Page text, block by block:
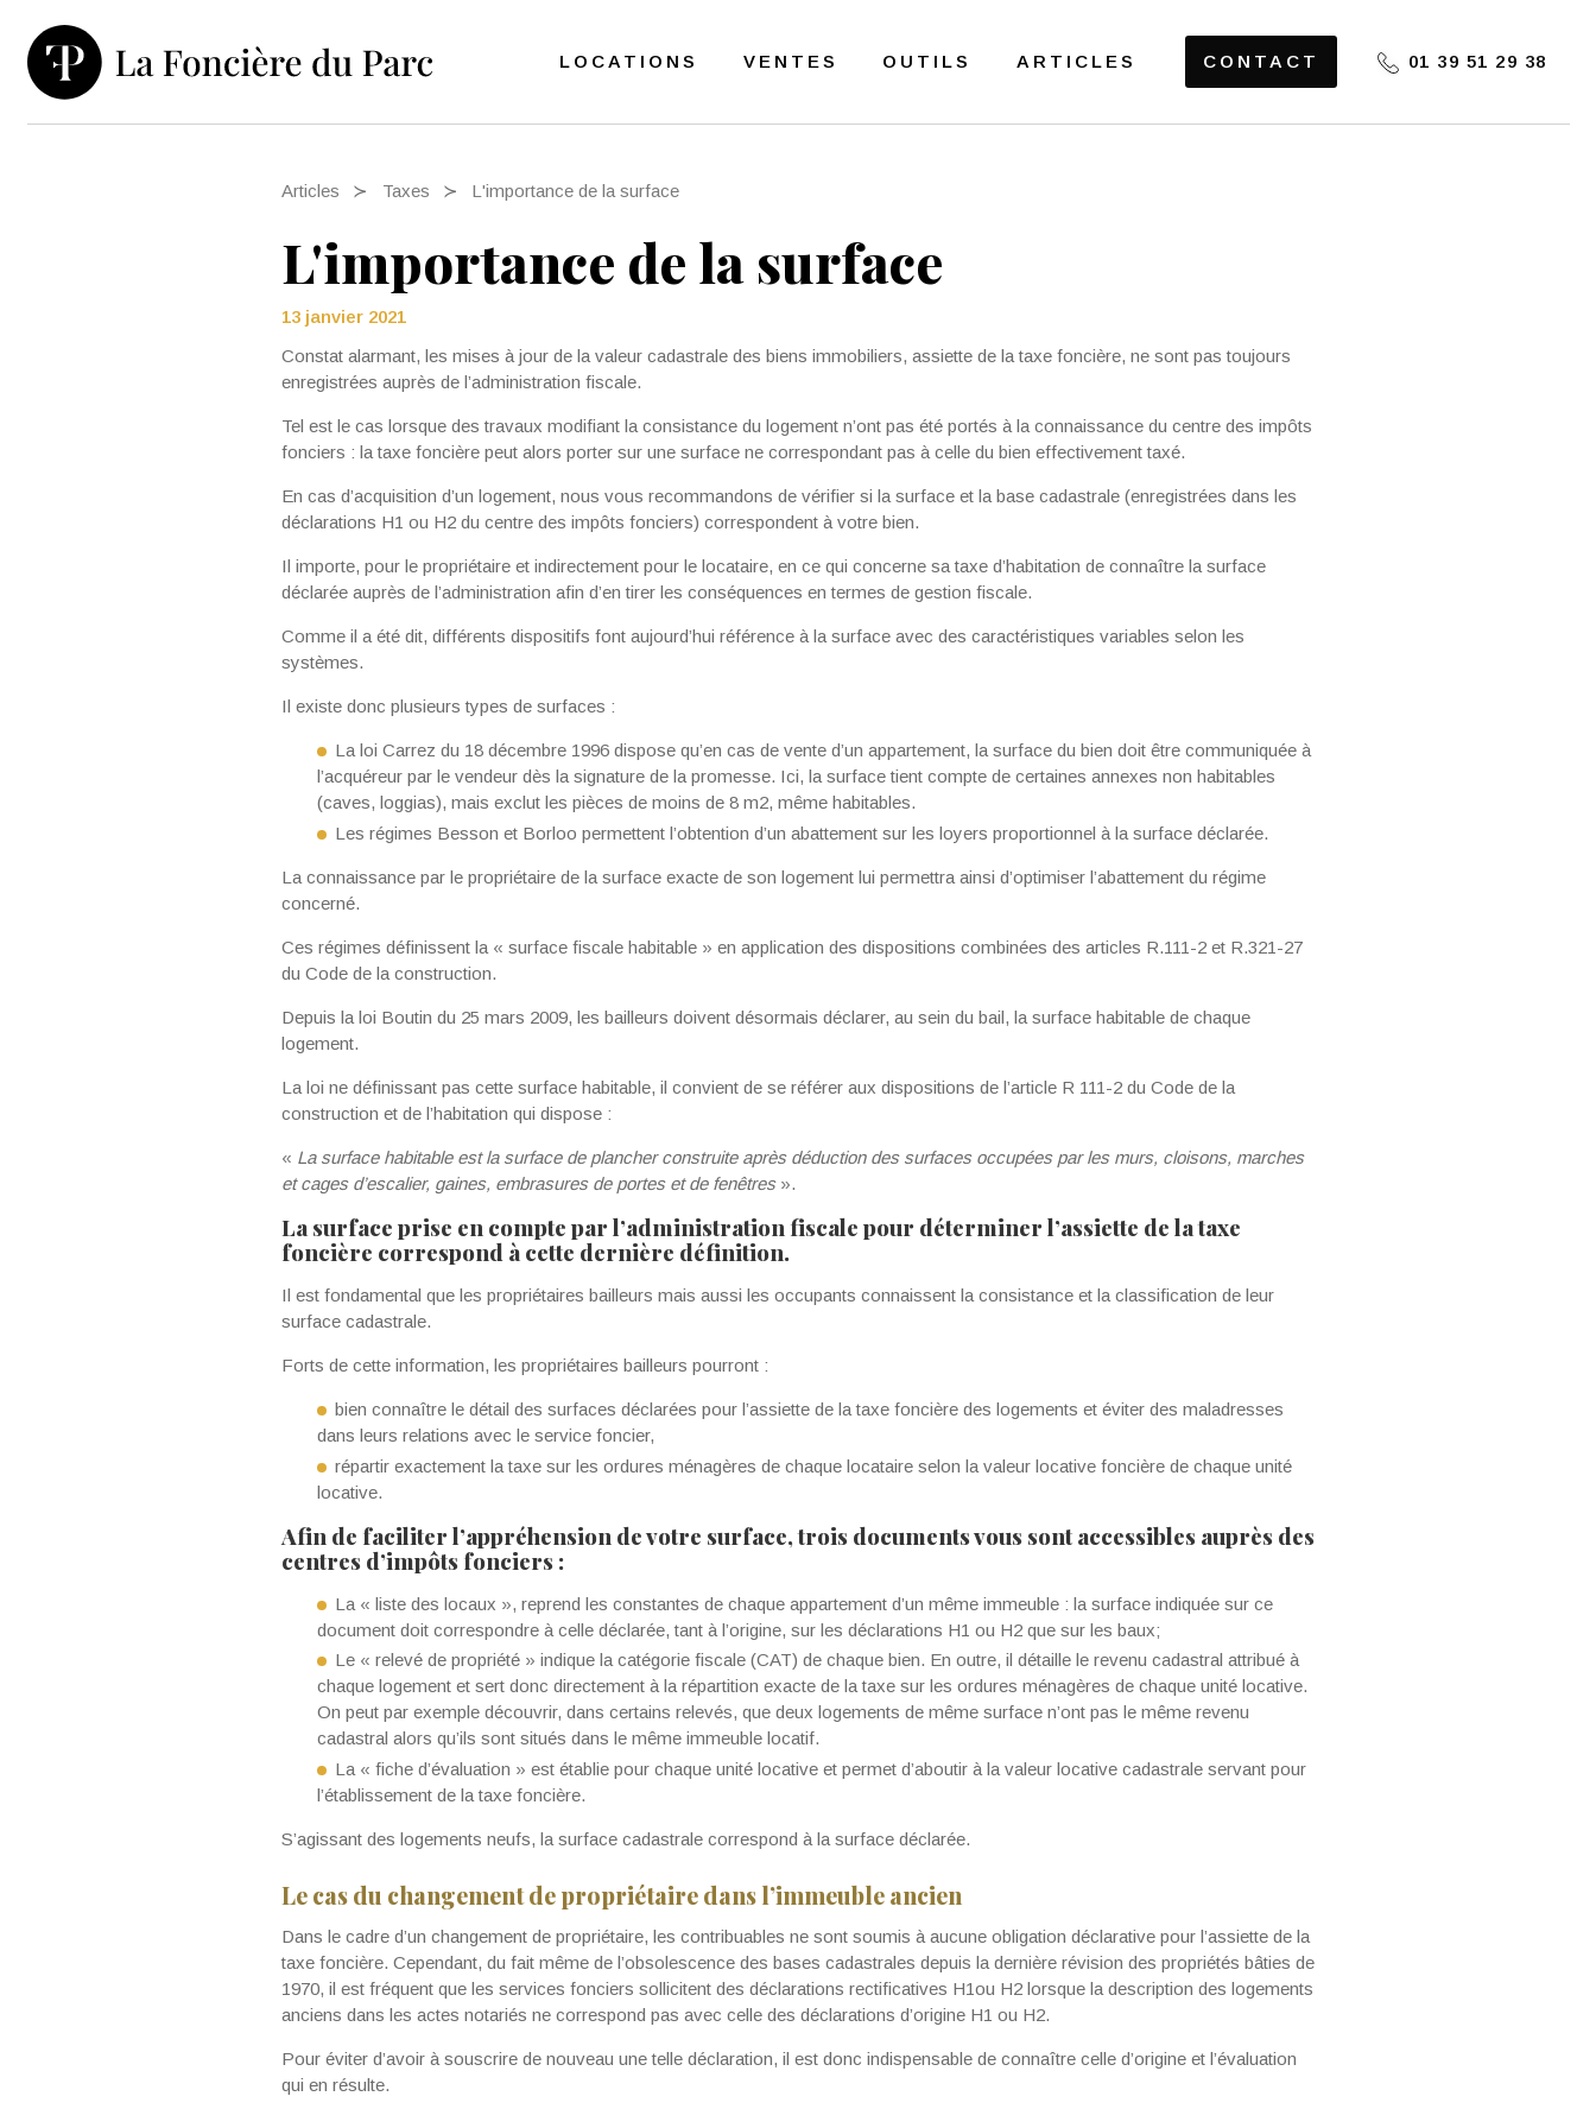
LOCATIONS VENTES OUTILS ARTICLES CONTACT 01 39 51 29 38
Articles Taxes L'importance de la surface
L'importance de la surface
13 janvier 2021
Constat alarmant, les mises à jour de la valeur cadastrale des biens immobiliers, assiette de la taxe foncière, ne sont pas toujours
enregistrées auprès de l’administration fiscale.
Tel est le cas lorsque des travaux modifiant la consistance du logement n’ont pas été portés à la connaissance du centre des impôts
fonciers : la taxe foncière peut alors porter sur une surface ne correspondant pas à celle du bien effectivement taxé.
En cas d’acquisition d’un logement, nous vous recommandons de vérifier si la surface et la base cadastrale (enregistrées dans les
déclarations H1 ou H2 du centre des impôts fonciers) correspondent à votre bien.
Il importe, pour le propriétaire et indirectement pour le locataire, en ce qui concerne sa taxe d’habitation de connaître la surface
déclarée auprès de l’administration afin d’en tirer les conséquences en termes de gestion fiscale.
Comme il a été dit, différents dispositifs font aujourd’hui référence à la surface avec des caractéristiques variables selon les
systèmes.
Il existe donc plusieurs types de surfaces :
La loi Carrez du 18 décembre 1996 dispose qu’en cas de vente d’un appartement, la surface du bien doit être communiquée à
l’acquéreur par le vendeur dès la signature de la promesse. Ici, la surface tient compte de certaines annexes non habitables
(caves, loggias), mais exclut les pièces de moins de 8 m2, même habitables.
Les régimes Besson et Borloo permettent l’obtention d’un abattement sur les loyers proportionnel à la surface déclarée.
La connaissance par le propriétaire de la surface exacte de son logement lui permettra ainsi d’optimiser l’abattement du régime
concerné.
Ces régimes définissent la « surface fiscale habitable » en application des dispositions combinées des articles R.111-2 et R.321-27
du Code de la construction.
Depuis la loi Boutin du 25 mars 2009, les bailleurs doivent désormais déclarer, au sein du bail, la surface habitable de chaque
logement.
La loi ne définissant pas cette surface habitable, il convient de se référer aux dispositions de l’article R 111-2 du Code de la
construction et de l’habitation qui dispose :
« La surface habitable est la surface de plancher construite après déduction des surfaces occupées par les murs, cloisons, marches
et cages d’escalier, gaines, embrasures de portes et de fenêtres».
La surface prise en compte par l’administration fiscale pour déterminer l’assiette de la taxe
foncière correspond à cette dernière définition.
Il est fondamental que les propriétaires bailleurs mais aussi les occupants connaissent la consistance et la classification de leur
surface cadastrale.
Forts de cette information, les propriétaires bailleurs pourront :
bien connaître le détail des surfaces déclarées pour l’assiette de la taxe foncière des logements et éviter des maladresses
dans leurs relations avec le service foncier,
répartir exactement la taxe sur les ordures ménagères de chaque locataire selon la valeur locative foncière de chaque unité
locative.
Afin de faciliter l’appréhension de votre surface, trois documents vous sont accessibles auprès des
centres d’impôts fonciers :
La « liste des locaux », reprend les constantes de chaque appartement d’un même immeuble : la surface indiquée sur ce
document doit correspondre à celle déclarée, tant à l’origine, sur les déclarations H1 ou H2 que sur les baux;
Le « relevé de propriété » indique la catégorie fiscale (CAT) de chaque bien. En outre, il détaille le revenu cadastral attribué à
chaque logement et sert donc directement à la répartition exacte de la taxe sur les ordures ménagères de chaque unité locative.
On peut par exemple découvrir, dans certains relevés, que deux logements de même surface n’ont pas le même revenu
cadastral alors qu’ils sont situés dans le même immeuble locatif.
La « fiche d’évaluation » est établie pour chaque unité locative et permet d’aboutir à la valeur locative cadastrale servant pour
l’établissement de la taxe foncière.
S’agissant des logements neufs, la surface cadastrale correspond à la surface déclarée.
Le cas du changement de propriétaire dans l’immeuble ancien
Dans le cadre d’un changement de propriétaire, les contribuables ne sont soumis à aucune obligation déclarative pour l’assiette de la
taxe foncière. Cependant, du fait même de l’obsolescence des bases cadastrales depuis la dernière révision des propriétés bâties de
1970, il est fréquent que les services fonciers sollicitent des déclarations rectificatives H1ou H2 lorsque la description des logements
anciens dans les actes notariés ne correspond pas avec celle des déclarations d’origine H1 ou H2.
Pour éviter d’avoir à souscrire de nouveau une telle déclaration, il est donc indispensable de connaître celle d’origine et l’évaluation
qui en résulte.